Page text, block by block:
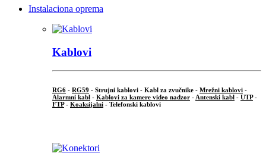
Instalaciona oprema
Kablovi
RG6 - RG59 - Strujni kablovi - Kabl za zvučnike - Mrežni kablovi -
Alarmni kabl - Kablovi za kamere video nadzor - Antenski kabl - UTP-
FTP- Koaksijalni - Telefonski kablovi